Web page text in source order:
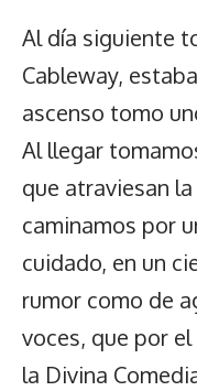
Al día siguiente
Cableway,
ascenso tomo
Al llegar
que atraviesan
caminamos por
cuidado, en un
rumor como de
voces, que por
la Divina